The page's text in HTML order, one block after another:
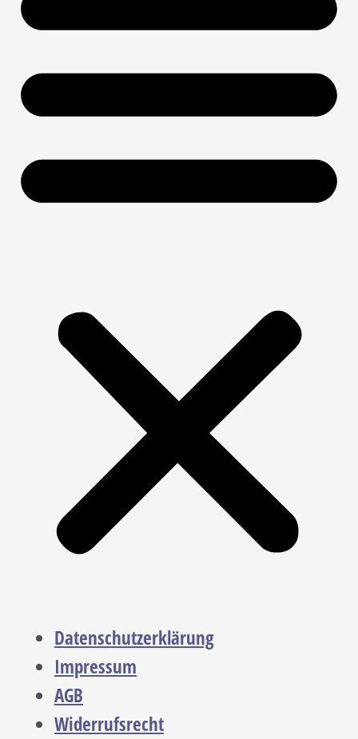
Datenschutzerklärung
Impressum
AGB
Widerrufsrecht